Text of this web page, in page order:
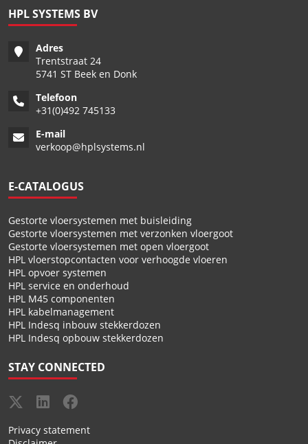
HPL SYSTEMS BV
Adres
Trentstraat 24
5741 ST Beek en Donk
Telefoon
+31(0)492 745133
E-mail
verkoop@hplsystems.nl
E-CATALOGUS
Gestorte vloersystemen met buisleiding
Gestorte vloersystemen met verzonken vloergoot
Gestorte vloersystemen met open vloergoot
HPL vloerstopcontacten voor verhoogde vloeren
HPL opvoer systemen
HPL service en onderhoud
HPL M45 componenten
HPL kabelmanagement
HPL Indesq inbouw stekkerdozen
HPL Indesq opbouw stekkerdozen
STAY CONNECTED
Privacy statement